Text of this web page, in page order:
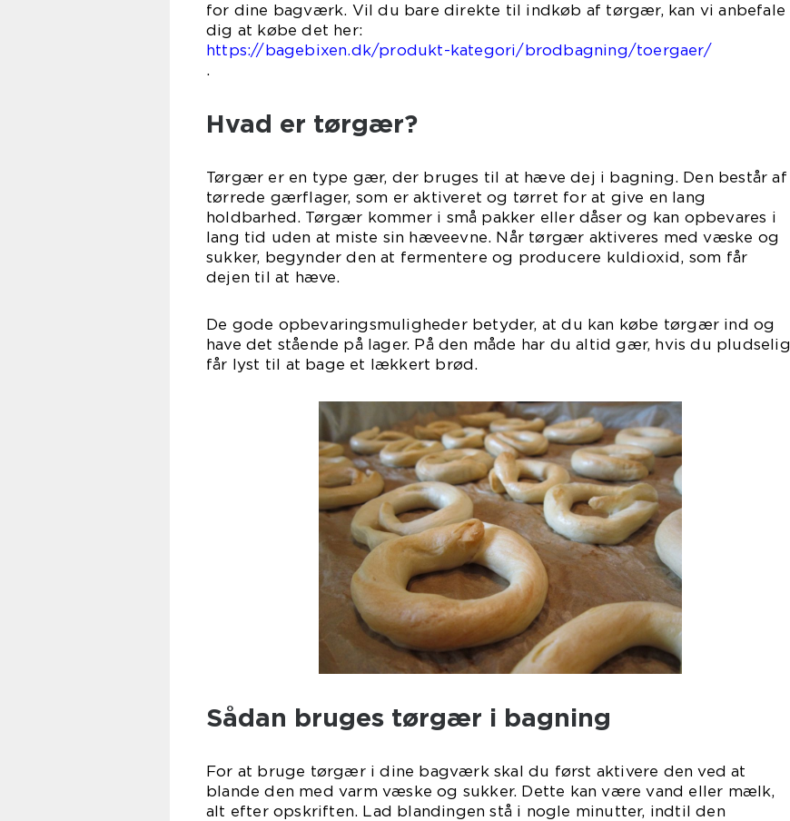
for dine bagværk. Vil du bare direkte til indkøb af tørgær, kan vi anbefale
dig at købe det her:
https://bagebixen.dk/produkt-kategori/brodbagning/toergaer/
.
Hvad er tørgær?
Tørgær er en type gær, der bruges til at hæve dej i bagning. Den består af
tørrede gærflager, som er aktiveret og tørret for at give en lang
holdbarhed. Tørgær kommer i små pakker eller dåser og kan opbevares i
lang tid uden at miste sin hæveevne. Når tørgær aktiveres med væske og
sukker, begynder den at fermentere og producere kuldioxid, som får
dejen til at hæve.
De gode opbevaringsmuligheder betyder, at du kan købe tørgær ind og
have det stående på lager. På den måde har du altid gær, hvis du pludselig
får lyst til at bage et lækkert brød.
Sådan bruges tørgær i bagning
For at bruge tørgær i dine bagværk skal du først aktivere den ved at
blande den med varm væske og sukker. Dette kan være vand eller mælk,
alt efter opskriften. Lad blandingen stå i nogle minutter, indtil den